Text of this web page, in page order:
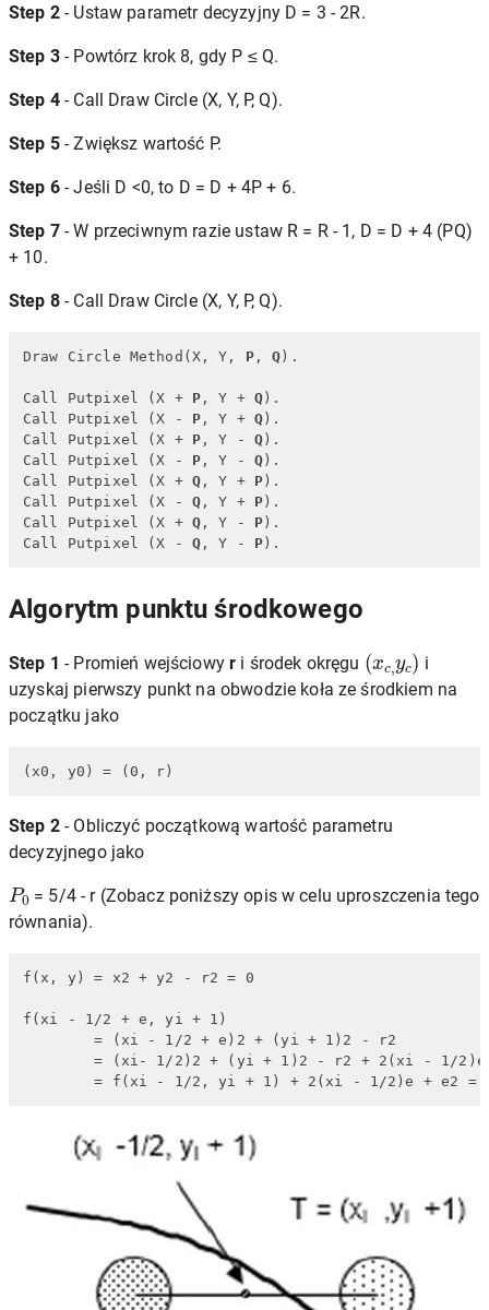
Step 2- Ustaw parametr decyzyjny D = 3 - 2R.
Step 3- Powtórz krok 8, gdy P ≤ Q.
Step 4- Call Draw Circle (X, Y, P, Q).
Step 5- Zwiększ wartość P.
Step 6- Jeśli D <0, to D = D + 4P + 6.
Step 7- W przeciwnym razie ustaw R = R - 1, D = D + 4 (PQ)
+ 10.
Step 8- Call Draw Circle (X, Y, P, Q).
Draw Circle Method(X, Y, P, Q ).
Call Putpixel (X + P , Y + Q ).
Call Putpixel (X - P , Y + Q ).
Call Putpixel (X + P , Y - Q ).
Call Putpixel (X - P , Y - Q ).
Call Putpixel (X + Q , Y + P ).
Call Putpixel (X - Q , Y + P ).
Call Putpixel (X + Q , Y - P ).
Call Putpixel (X - Q , Y - P ).
Algorytm punktu środkowego
Step 1 - Promień wejściowyr i środek okręgu
( c )
i
uzyskaj pierwszy punkt na obwodzie koła ze środkiem na
początku jako
(x0, y0) = (0, r)
Step 2- Obliczyć początkową wartość parametru
decyzyjnego jako
P0
= 5/4 - r (Zobacz poniższy opis w celu uproszczenia tego
równania).
f(x, y) = x2 + y2 - r2 = 0
f(xi - 1/2 + e, yi + 1)
        = (xi - 1/2 + e)2 + (yi + 1)2 - r2
= (xi- 1/2)2 + (yi + 1)2 - r2 + 2(xi - 1/2)e
= f(xi - 1/2, yi + 1) + 2(xi - 1/2)e + e2 =